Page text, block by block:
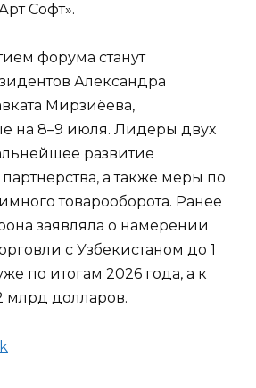
Софт».
форума станут
Александра
Мирзиёева,
на 8–9 июля. Лидеры двух
развитие
партнерства, а также меры по
товарооборота. Ранее
заявляла о намерении
с Узбекистаном до 1
по итогам 2026 года, а к
млрд долларов.